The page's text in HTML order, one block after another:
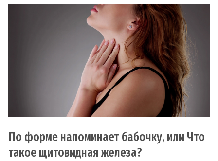
По форме напоминает бабочку, или Что
такое щитовидная железа?